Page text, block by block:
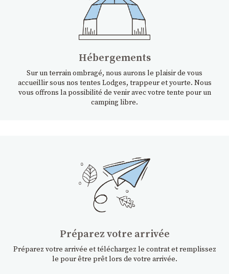
Hébergements
Sur un terrain ombragé, nous aurons le plaisir de vous
accueillir sous nos tentes Lodges, trappeur et yourte. Nous
vous offrons la possibilité de venir avec votre tente pour un
camping libre.
Préparez votre arrivée
Préparez votre arrivée et téléchargez le contrat et remplissez
le pour être prêt lors de votre arrivée.